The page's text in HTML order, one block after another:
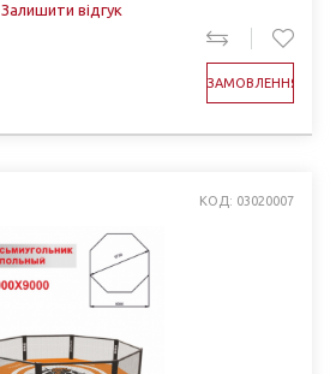
Залишити відгук
ЗАМОВЛЕННЯ
КОД: 03020007